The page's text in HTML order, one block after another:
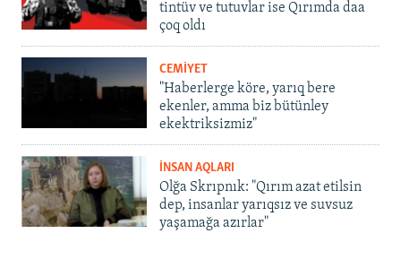
tintüv ve tutuvlar ise Qırımda daa
çoq oldı
CEMİYET
"Haberlerge köre, yarıq bere
ekenler, amma biz bütünley
ekektriksizmiz"
İNSAN AQLARI
Olğa Skrıpnık: "Qırım azat etilsin
dep, insanlar yarıqsız ve suvsuz
yaşamağa azırlar"